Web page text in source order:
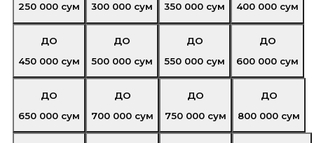
250 000 сум
300 000 сум
350 000 сум
400 000 сум
ДО
450 000 сум
ДО
500 000 сум
ДО
550 000 сум
ДО
600 000 сум
ДО
650 000 сум
ДО
700 000 сум
ДО
750 000 сум
ДО
800 000 сум